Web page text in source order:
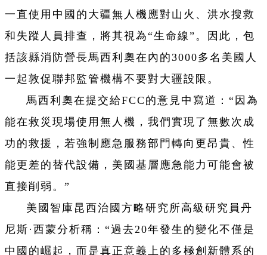
一直使用中國的大疆無人機應對山火、洪水搜救
和失蹤人員排查，將其視為“生命線”。因此，包
括該縣消防營長馬西利奧在內的3000多名美國人
一起敦促聯邦監管機構不要對大疆設限。
馬西利奧在提交給FCC的意見中寫道：“因為
能在救災現場使用無人機，我們實現了無數次成
功的救援，若強制應急服務部門轉向更昂貴、性
能更差的替代設備，美國基層應急能力可能會被
直接削弱。”
美國智庫昆西治國方略研究所高級研究員丹
尼斯·西蒙分析稱：“過去20年發生的變化不僅是
中國的崛起，而是真正意義上的多極創新體系的